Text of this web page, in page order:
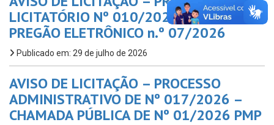
LICITATÓRIO Nº 010/2026 – PMP,
PREGÃO ELETRÔNICO n.º 07/2026
Publicado em: 29 de julho de 2026
AVISO DE LICITAÇÃO – PROCESSO
ADMINISTRATIVO DE Nº 017/2026 –
CHAMADA PÚBLICA DE Nº 01/2026 PMP